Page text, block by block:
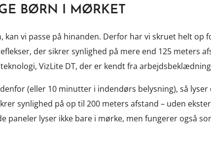
BØRN I MØRKET
kan vi passe på hinanden. Derfor har vi skruet helt op
der sikrer synlighed på mere end 125 meters
VizLite DT, der er kendt fra
(eller 10 minutter i indendørs belysning), så lyser
synlighed på op til 200 meters afstand – uden
paneler lyser ikke bare i mørke, men fungerer også